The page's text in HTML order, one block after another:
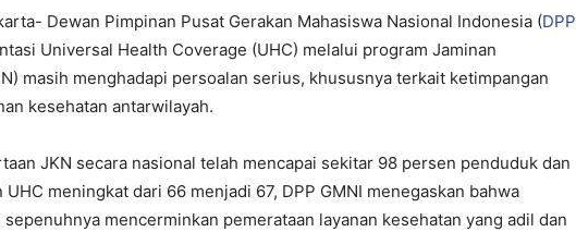
Dewan Pimpinan Pusat Gerakan Mahasiswa Nasional Indonesia (DPP
Universal Health Coverage (UHC) melalui program Jaminan
masih menghadapi persoalan serius, khususnya terkait ketimpangan
kesehatan antarwilayah.
JKN secara nasional telah mencapai sekitar 98 persen penduduk dan
meningkat dari 66 menjadi 67, DPP GMNI menegaskan bahwa
mencerminkan pemerataan layanan kesehatan yang adil dan